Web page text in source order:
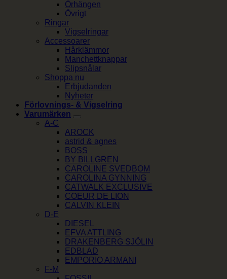
Örhängen
Övrigt
Ringar
Vigselringar
Accessoarer
Hårklämmor
Manchettknappar
Slipsnålar
Shoppa nu
Erbjudanden
Nyheter
Förlovnings- & Vigselring
Varumärken
A-C
AROCK
astrid & agnes
BOSS
BY BILLGREN
CAROLINE SVEDBOM
CAROLINA GYNNING
CATWALK EXCLUSIVE
COEUR DE LION
CALVIN KLEIN
D-E
DIESEL
EFVA ATTLING
DRAKENBERG SJÖLIN
EDBLAD
EMPORIO ARMANI
F-M